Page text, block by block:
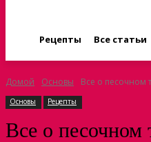
Рецепты Все статьи
Домой Основы Все о песочном
Основы Рецепты
Все о песочном